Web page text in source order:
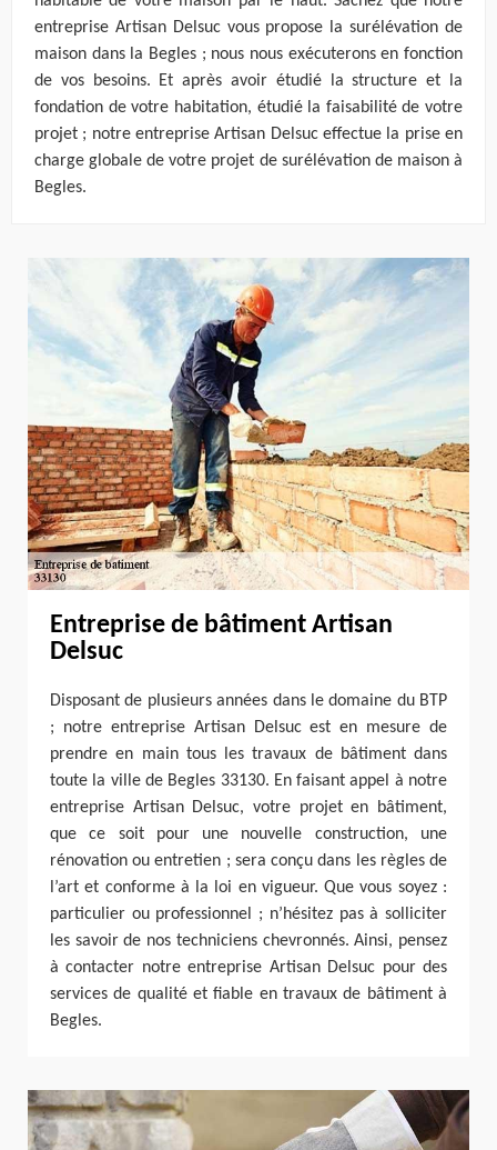
entreprise Artisan Delsuc vous propose la surélévation de
maison dans la Begles ; nous nous exécuterons en fonction
de vos besoins. Et après avoir étudié la structure et la
fondation de votre habitation, étudié la faisabilité de votre
projet ; notre entreprise Artisan Delsuc effectue la prise en
charge globale de votre projet de surélévation de maison à
Begles.
Entreprise de bâtiment Artisan
Delsuc
Disposant de plusieurs années dans le domaine du BTP
; notre entreprise Artisan Delsuc est en mesure de
prendre en main tous les travaux de bâtiment dans
toute la ville de Begles 33130. En faisant appel à notre
entreprise Artisan Delsuc, votre projet en bâtiment,
que ce soit pour une nouvelle construction, une
rénovation ou entretien ; sera conçu dans les règles de
l’art et conforme à la loi en vigueur. Que vous soyez :
particulier ou professionnel ; n’hésitez pas à solliciter
les savoir de nos techniciens chevronnés. Ainsi, pensez
à contacter notre entreprise Artisan Delsuc pour des
services de qualité et fiable en travaux de bâtiment à
Begles.